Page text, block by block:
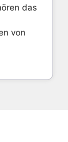
das
von